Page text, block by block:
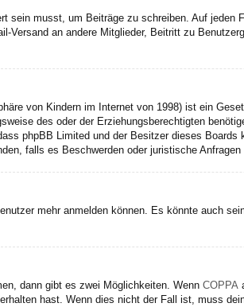
sein musst, um Beiträge zu schreiben. Auf
an andere Mitglieder, Beitritt zu
von Kindern im Internet von 1998) ist ein
des oder der Erziehungsberechtigten
phpBB Limited und der Besitzer dieses Boards
falls es Beschwerden oder juristische
mehr anmelden können. Es könnte auch
dann gibt es zwei Möglichkeiten. Wenn COPPA
hast. Wenn dies nicht der Fall ist, muss